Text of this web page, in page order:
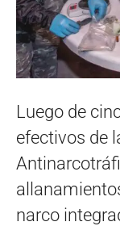
Luego de
efectivos de
narco